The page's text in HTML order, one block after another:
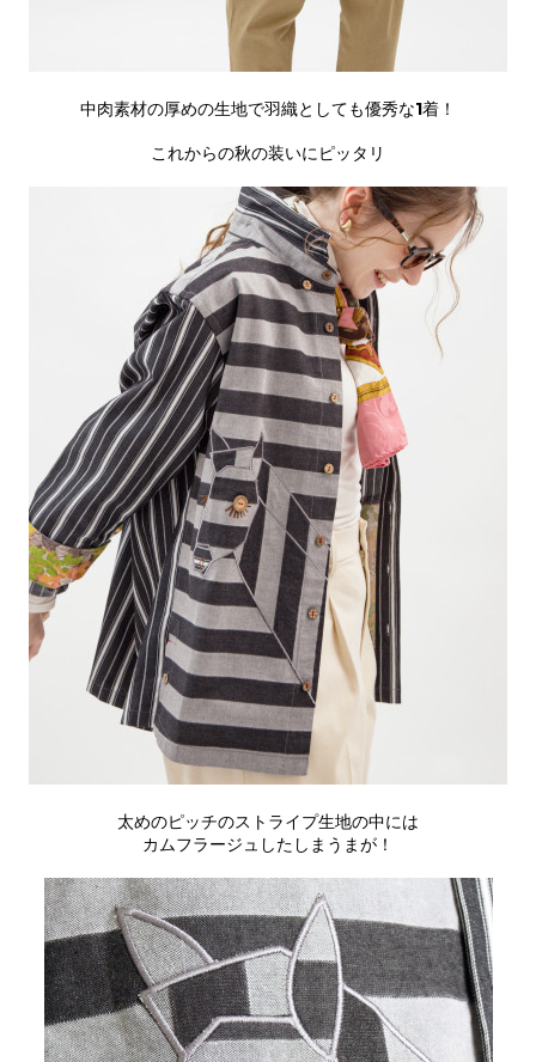
中肉素材の厚めの生地で羽織としても優秀な1着！
これからの秋の装いにピッタリ
太めのピッチのストライプ生地の中には
カムフラージュしたしまうまが！